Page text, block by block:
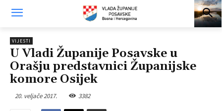
VIJESTI
U Vladi Županije Posavske u
Orašju predstavnici Županijske
komore Osijek
20. veljače 2017. 3382